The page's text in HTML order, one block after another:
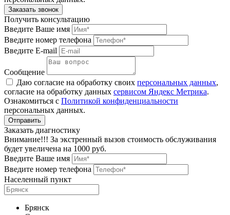
Получить консультацию
Введите Ваше имя
Введите номер телефона
Введите E-mail
Сообщение
Даю согласие на обработку своих персональных данных,
согласие на обработку данных сервисом Яндекс Метрика.
Ознакомиться с Политикой конфиденциальности
персональных данных.
Заказать диагностику
Внимание!!! За экстренный вызов стоимость обслуживания
будет увеличена на 1000 руб.
Введите Ваше имя
Введите номер телефона
Населенный пункт
Брянск